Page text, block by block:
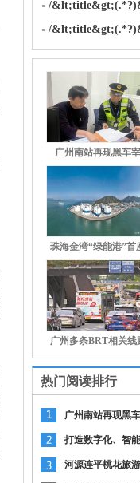
m/
m/
m
广州南站再现黑车宰
客，大
珠海金湾“绿能港”首
广州多条BRT相关线
计
热门阅读排行
广州南站再现黑
州市交通部门通
打造数字化、智
务地图”上线
河源连平桃花旅